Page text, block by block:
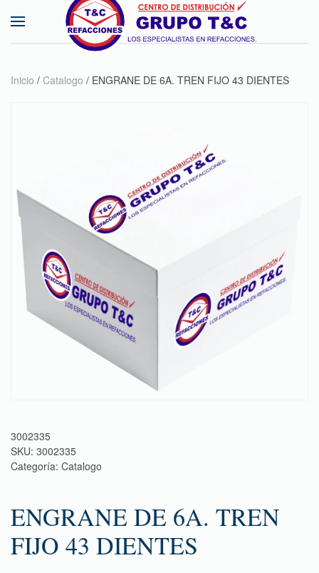
Skip to main content
Inicio / Catalogo / ENGRANE DE 6A. TREN FIJO 43 DIENTES
3002335
SKU: 3002335
Categoría: Catalogo
ENGRANE DE 6A. TREN
FIJO 43 DIENTES